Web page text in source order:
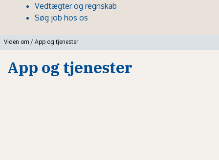
Vedtægter og regnskab
Søg job hos os
Viden om / App og tjenester
App og tjenester